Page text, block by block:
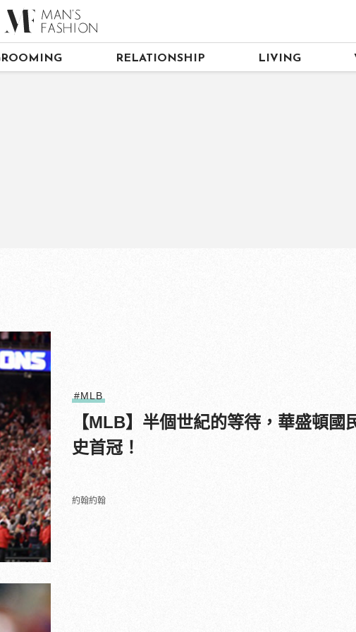
RELATIONSHIP LIVING
#MLB
【MLB】半個世紀的等待，華盛頓國
史首冠！
約翰約翰